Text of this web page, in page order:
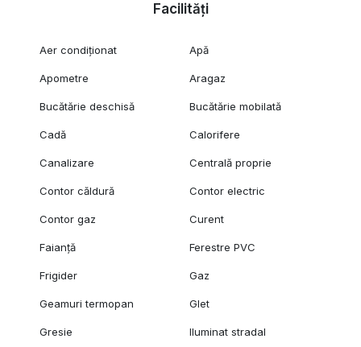
Facilități
Aer condiționat Apă
Apometre Aragaz
Bucătărie deschisă Bucătărie mobilată
Cadă Calorifere
Canalizare Centrală proprie
Contor căldură Contor electric
Contor gaz Curent
Faianță Ferestre PVC
Frigider Gaz
Geamuri termopan Glet
Gresie Iluminat stradal